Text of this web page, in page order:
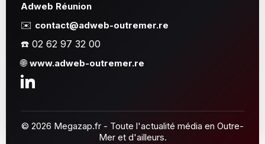
Adweb Réunion
✉️ contact@adweb-outremer.re
☎️ 02 62 97 32 00
🌐www.adweb-outremer.re
© 2026 Megazap.fr - Toute l'actualité média en Outre-
Mer et d'ailleurs.